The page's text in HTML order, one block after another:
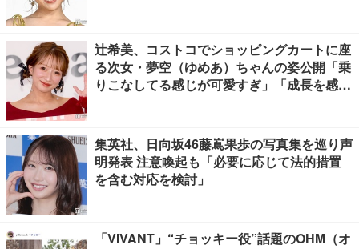
辻希美、コストコでショッピングカートに座
る次女・夢空（ゆめあ）ちゃんの姿公開「乗
りこなしてる感じが可愛すぎ」「成長を感じ
集英社、日向坂46藤嶌果歩の写真集を巡り声
明発表 注意喚起も「必要に応じて法的措置
を含む対応を検討」
「VIVANT」“チョッキー役”話題のOHM（オ